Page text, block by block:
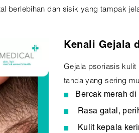
berlebihan dan sisik yang tampak
Kenali Gejala
Gejala psoriasis kulit
tanda yang sering
Bercak merah
Rasa gatal,
Kulit kepala